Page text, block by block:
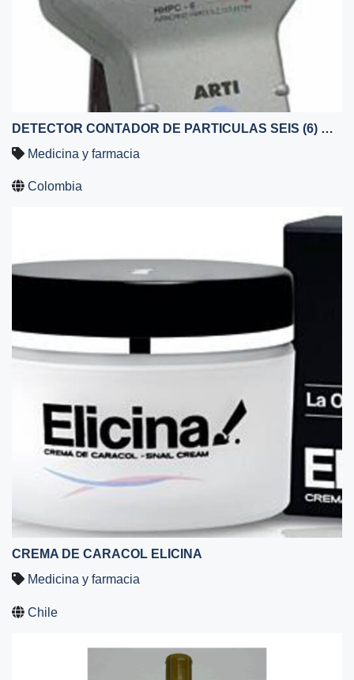
DETECTOR CONTADOR DE PARTICULAS SEIS (6) CANALES
Medicina y farmacia
Colombia
CREMA DE CARACOL ELICINA
Medicina y farmacia
Chile